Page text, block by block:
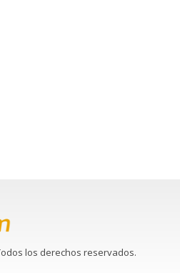
los derechos reservados.